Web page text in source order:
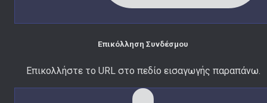
Επικόλληση Συνδέσμου
Επικολλήστε το URL στο πεδίο εισαγωγής παραπάνω.